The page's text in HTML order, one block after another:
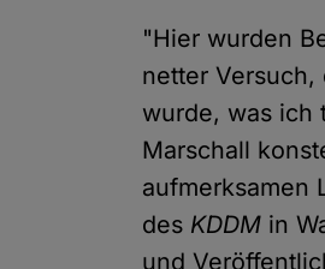
"Hier wurden
netter
wurde, was ich
Marschall
aufmerksamen
des KDDM in
und